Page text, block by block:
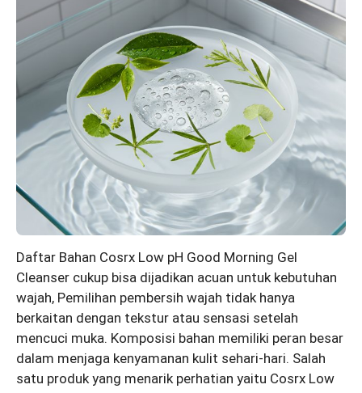
Daftar Bahan Cosrx Low pH Good Morning Gel
Cleanser cukup bisa dijadikan acuan untuk kebutuhan
wajah, Pemilihan pembersih wajah tidak hanya
berkaitan dengan tekstur atau sensasi setelah
mencuci muka. Komposisi bahan memiliki peran besar
dalam menjaga kenyamanan kulit sehari-hari. Salah
satu produk yang menarik perhatian yaitu Cosrx Low